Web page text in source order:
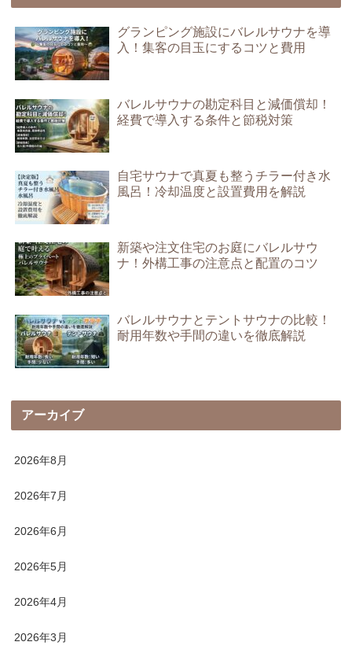
グランピング施設にバレルサウナを導
入！集客の目玉にするコツと費用
バレルサウナの勘定科目と減価償却！
経費で導入する条件と節税対策
自宅サウナで真夏も整うチラー付き水
風呂！冷却温度と設置費用を解説
新築や注文住宅のお庭にバレルサウ
ナ！外構工事の注意点と配置のコツ
バレルサウナとテントサウナの比較！
耐用年数や手間の違いを徹底解説
アーカイブ
2026年8月
2026年7月
2026年6月
2026年5月
2026年4月
2026年3月